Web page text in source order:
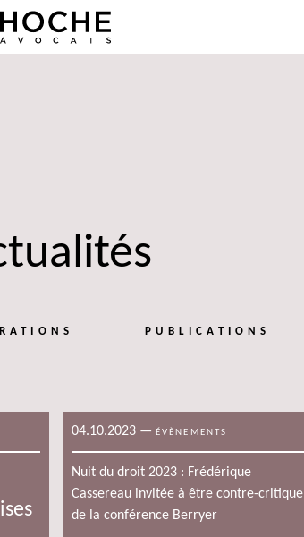
PUBLICATIONS
04.10.2023— ÉVÈNEMENTS
Nuit du droit 2023 : Frédérique
Cassereau invitée à être contre-critique
de la conférence Berryer